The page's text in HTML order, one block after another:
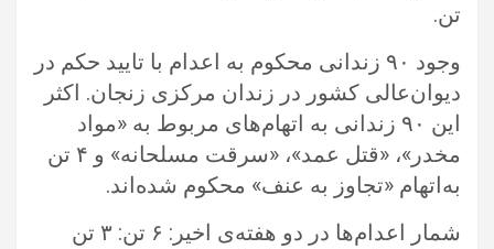
تن.‏
وجود ۹۰ زندانی محکوم به اعدام با تایید حکم در
دیوان‌عالی کشور در زندان مرکزی زنجان. اکثر
این ۹۰ زندانی به اتهام‌های مربوط به ‏‏«مواد
مخدر»، «قتل عمد»، «سرقت مسلحانه» و ۴‏‎ ‎تن
به‌اتهام «تجاوز به عنف» محکوم شده‌اند.‏
شمار اعدام‌ها در دو هفته‌ی اخیر: ۶ تن: ۳ تن